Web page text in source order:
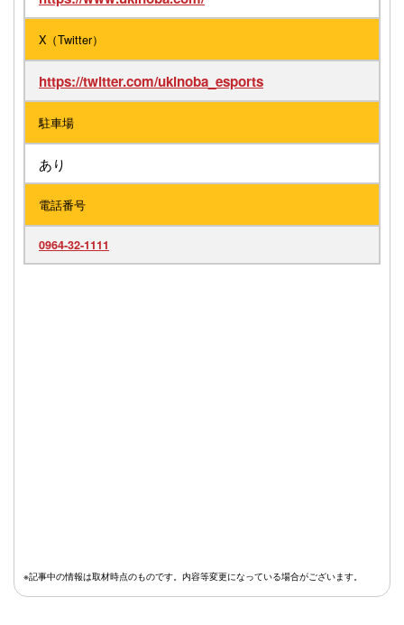
X（Twitter）
https://twitter.com/ukinoba_esports
駐車場
あり
電話番号
0964-32-1111
※記事中の情報は取材時点のものです。内容等変更になっている場合がございます。